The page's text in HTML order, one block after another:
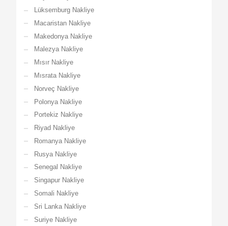
Lüksemburg Nakliye
Macaristan Nakliye
Makedonya Nakliye
Malezya Nakliye
Mısır Nakliye
Mısrata Nakliye
Norveç Nakliye
Polonya Nakliye
Portekiz Nakliye
Riyad Nakliye
Romanya Nakliye
Rusya Nakliye
Senegal Nakliye
Singapur Nakliye
Somali Nakliye
Sri Lanka Nakliye
Suriye Nakliye